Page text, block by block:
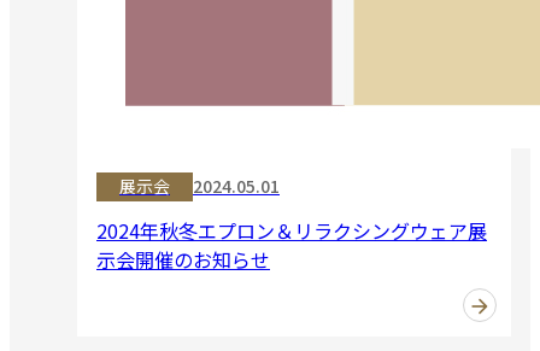
展示会 2024.05.01
2024年秋冬エプロン＆リラクシングウェア展
示会開催のお知らせ